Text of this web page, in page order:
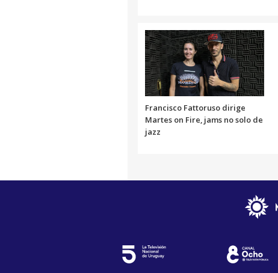
Francisco Fattoruso dirige
Martes on Fire, jams no solo de
jazz